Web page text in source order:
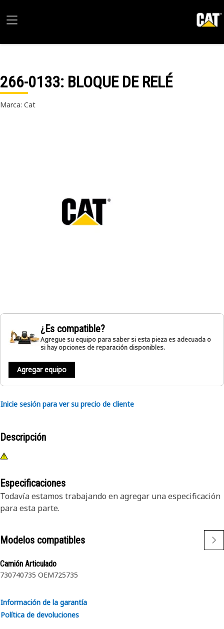
266-0133: BLOQUE DE RELÉ
Marca: Cat
¿Es compatible?
Agregue su equipo para saber si esta pieza es adecuada o
si hay opciones de reparación disponibles.
Agregar equipo
Inicie sesión para ver su precio de cliente
Descripción
Especificaciones
Todavía estamos trabajando en agregar una especificación
para esta parte.
Modelos compatibles
Camión Articulado
730740735 OEM725735
Información de la garantía
Política de devoluciones